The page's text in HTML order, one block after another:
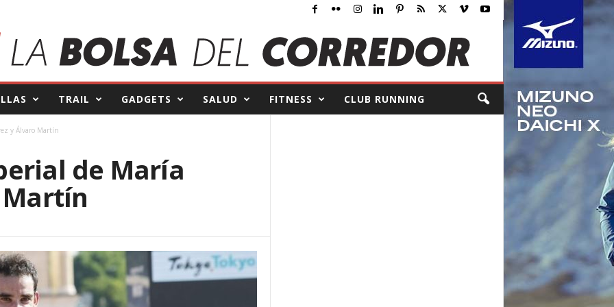
TRAIL GADGETS SALUD FITNESS CLUB RUNNING
y Álvaro Martín
de María
Martín